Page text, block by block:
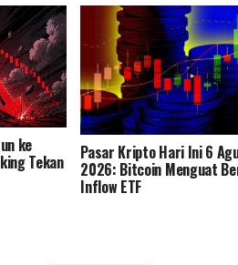
ke
Tekan Pasar Kripto Hari Ini 6
2026: Bitcoin Menguat
Inflow ETF